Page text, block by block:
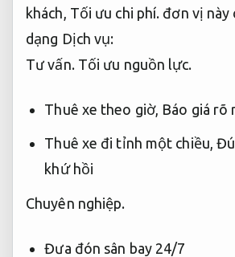
khách, Tối ưu chi phí. đơn vị này
dạng Dịch vụ:
Tư vấn. Tối ưu nguồn lực.
Thuê xe theo giờ, Báo giá rõ
Thuê xe đi tỉnh một chiều,
khứ hồi
Chuyên nghiệp.
Đưa đón sân bay 24/7